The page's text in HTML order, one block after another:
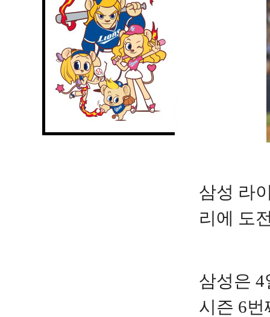
삼성 라
리에 도
삼성은 4
시즌 6